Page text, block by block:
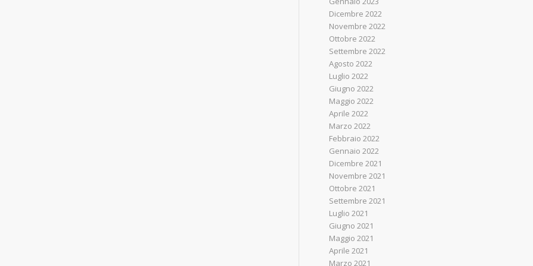
Dicembre 2022
Novembre 2022
Ottobre 2022
Settembre 2022
Agosto 2022
Luglio 2022
Giugno 2022
Maggio 2022
Aprile 2022
Marzo 2022
Febbraio 2022
Gennaio 2022
Dicembre 2021
Novembre 2021
Ottobre 2021
Settembre 2021
Luglio 2021
Giugno 2021
Maggio 2021
Aprile 2021
Marzo 2021